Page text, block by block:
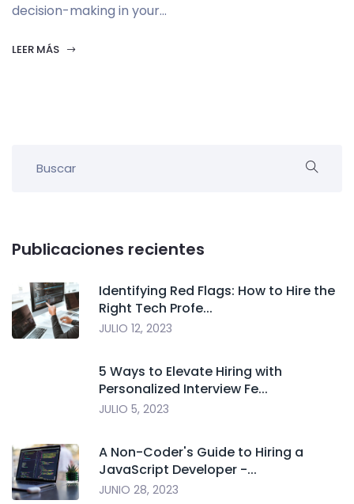
decision-making in your...
LEER MÁS
Publicaciones recientes
Identifying Red Flags: How to Hire the
Right Tech Profe...
JULIO 12, 2023
5 Ways to Elevate Hiring with
Personalized Interview Fe...
JULIO 5, 2023
A Non-Coder's Guide to Hiring a
JavaScript Developer -...
JUNIO 28, 2023